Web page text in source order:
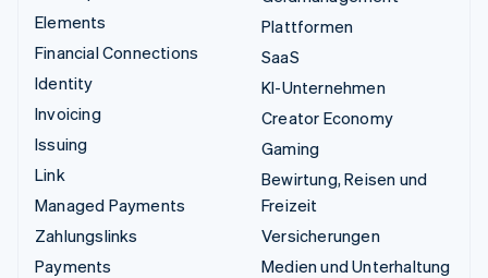
Elements
Financial Connections
Identity
Invoicing
Issuing
Link
Managed Payments
Zahlungslinks
Payments
Plattformen
SaaS
KI-Unternehmen
Creator Economy
Gaming
Bewirtung, Reisen und
Freizeit
Versicherungen
Medien und Unterhaltung